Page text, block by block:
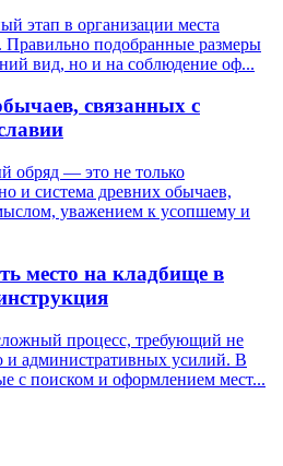
этап в организации места
Правильно подобранные размеры
вид, но и на соблюдение оф...
связанных с
обряд — это не только
и система древних обычаев,
уважением к усопшему и
место на кладбище в
процесс, требующий не
и административных усилий. В
с поиском и оформлением мест...